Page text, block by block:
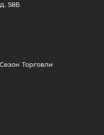
58Б
Торговли
банковскими